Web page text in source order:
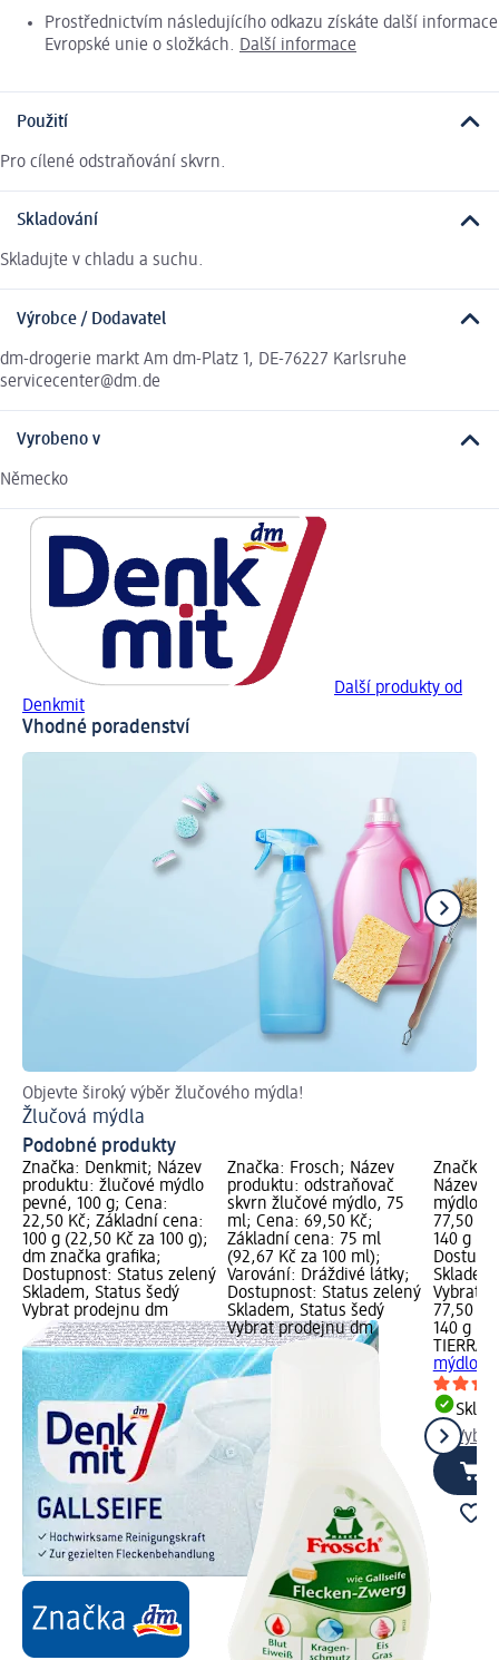
Prostřednictvím následujícího odkazu získáte další informace
Evropské unie o složkách. Další informace
Použití
Pro cílené odstraňování skvrn.
Skladování
Skladujte v chladu a suchu.
Výrobce / Dodavatel
dm-drogerie markt Am dm-Platz 1, DE-76227 Karlsruhe
servicecenter@dm.de
Vyrobeno v
Německo
Další produkty od
Denkmit
Vhodné poradenství
Objevte široký výběr žlučového mýdla!
Žlučová mýdla
Podobné produkty
Značka: Denkmit; Název
produktu: žlučové mýdlo
pevné, 100 g; Cena:
22,50 Kč; Základní cena:
100 g (22,50 Kč za 100 g);
dm značka grafika;
Dostupnost: Status zelený
Skladem, Status šedý
Vybrat prodejnu dm
Značka: Frosch; Název
produktu: odstraňovač
skvrn žlučové mýdlo, 75
ml; Cena: 69,50 Kč;
Základní cena: 75 ml
(92,67 Kč za 100 ml);
Varování: Dráždivé látky;
Dostupnost: Status zelený
Skladem, Status šedý
Vybrat prodejnu dm
Značka:
Název
mýdlo,
77,50
140 g
Vybrat
77,50 Kč
140 g
TIERRA
mýdlo,